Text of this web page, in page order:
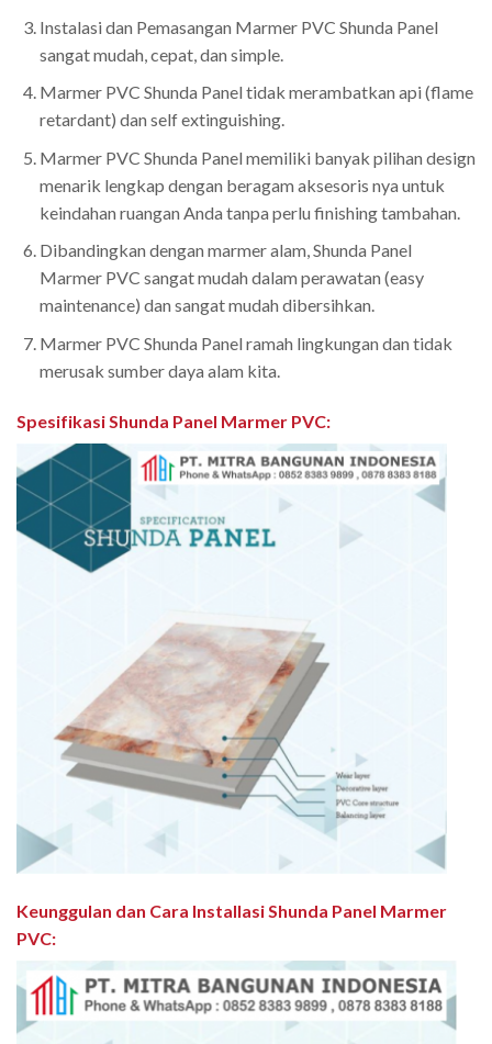
Instalasi dan Pemasangan Marmer PVC Shunda Panel
sangat mudah, cepat, dan simple.
Marmer PVC Shunda Panel tidak merambatkan api (flame
retardant) dan self extinguishing.
Marmer PVC Shunda Panel memiliki banyak pilihan design
menarik lengkap dengan beragam aksesoris nya untuk
keindahan ruangan Anda tanpa perlu finishing tambahan.
Dibandingkan dengan marmer alam, Shunda Panel
Marmer PVC sangat mudah dalam perawatan (easy
maintenance) dan sangat mudah dibersihkan.
Marmer PVC Shunda Panel ramah lingkungan dan tidak
merusak sumber daya alam kita.
Spesifikasi Shunda Panel Marmer PVC:
Keunggulan dan Cara Installasi Shunda Panel Marmer
PVC: